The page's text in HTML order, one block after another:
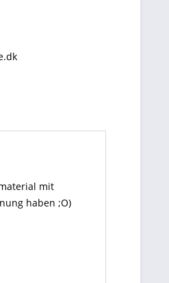
mit
haben ;O)